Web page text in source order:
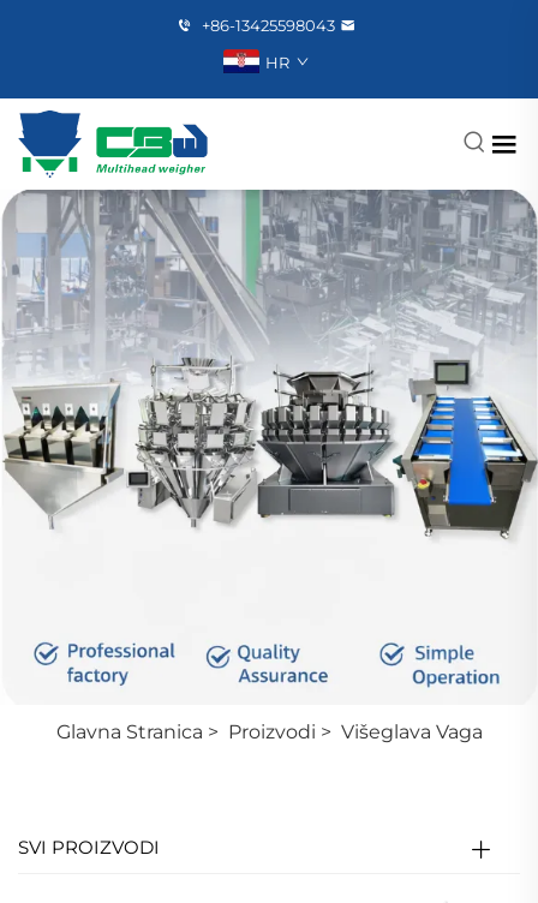
+86-13425598043
HR
Glavna Stranica > Proizvodi > Višeglava Vaga
SVI PROIZVODI